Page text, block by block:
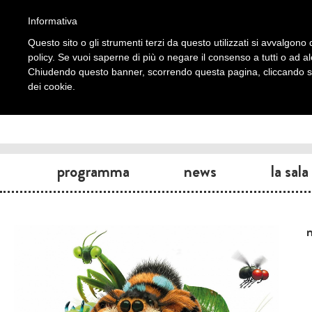
programma news la sala
Informativa
Questo sito o gli strumenti terzi da questo utilizzati si
policy. Se vuoi saperne di più o negare il consenso a tutti o ad
Chiudendo questo banner, scorrendo questa pagina, cliccando
dei cookie.